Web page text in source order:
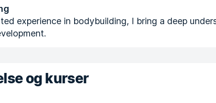
experience in bodybuilding, I bring a deep
og kurser